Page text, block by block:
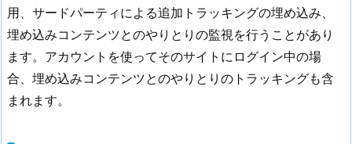
用、サードパーティによる追加トラッキングの埋め込み、
埋め込みコンテンツとのやりとりの監視を行うことがあり
ます。アカウントを使ってそのサイトにログイン中の場
合、埋め込みコンテンツとのやりとりのトラッキングも含
まれます。